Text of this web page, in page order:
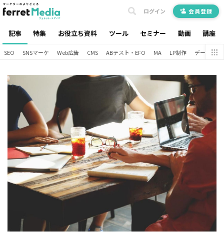
記事 特集 お役立ち資料 ツール セミナー 動画 講座
ログイン 会員登録
SEO SNSマーケ Web広告 CMS ABテスト・EFO MA LP制作 データ分析